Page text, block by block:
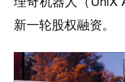
新一轮股权融资。